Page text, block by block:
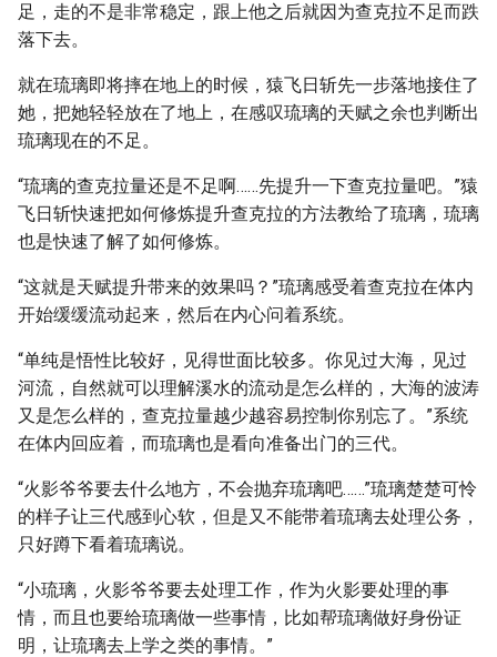
足，走的不是非常稳定，跟上他之后就因为查克拉不足而跌
落下去。
就在琉璃即将摔在地上的时候，猿飞日斩先一步落地接住了
她，把她轻轻放在了地上，在感叹琉璃的天赋之余也判断出
琉璃现在的不足。
“琉璃的查克拉量还是不足啊……先提升一下查克拉量吧。”猿
飞日斩快速把如何修炼提升查克拉的方法教给了琉璃，琉璃
也是快速了解了如何修炼。
“这就是天赋提升带来的效果吗？”琉璃感受着查克拉在体内
开始缓缓流动起来，然后在内心问着系统。
“单纯是悟性比较好，见得世面比较多。你见过大海，见过
河流，自然就可以理解溪水的流动是怎么样的，大海的波涛
又是怎么样的，查克拉量越少越容易控制你别忘了。”系统
在体内回应着，而琉璃也是看向准备出门的三代。
“火影爷爷要去什么地方，不会抛弃琉璃吧……”琉璃楚楚可怜
的样子让三代感到心软，但是又不能带着琉璃去处理公务，
只好蹲下看着琉璃说。
“小琉璃，火影爷爷要去处理工作，作为火影要处理的事
情，而且也要给琉璃做一些事情，比如帮琉璃做好身份证
明，让琉璃去上学之类的事情。”